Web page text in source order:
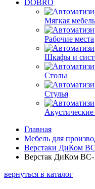
DOBRO
Мягкая мебель
Рабочие места
Шкафы и
Столы
Стулья
Главная
Мебель для
Верстаки ДиКом ВС
Верстак ДиКом
вернуться в каталог